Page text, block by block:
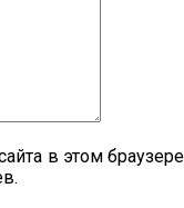
в этом браузере